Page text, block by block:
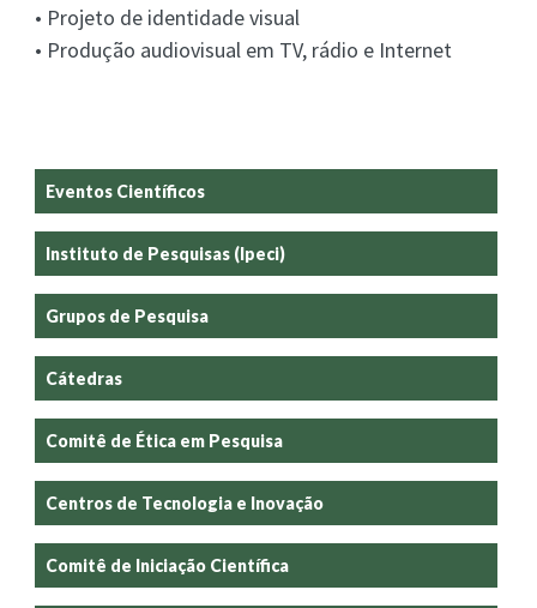
• Projeto de identidade visual
• Produção audiovisual em TV, rádio e Internet
Eventos Científicos
Instituto de Pesquisas (Ipeci)
Grupos de Pesquisa
Cátedras
Comitê de Ética em Pesquisa
Centros de Tecnologia e Inovação
Comitê de Iniciação Científica